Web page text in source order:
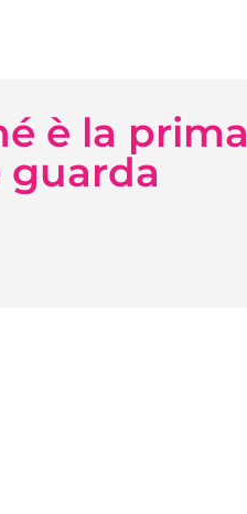
è la prima
guarda